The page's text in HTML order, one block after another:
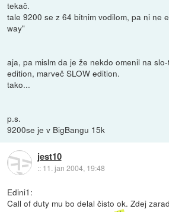
tekač.
tale 9200 se z 64 bitnim vodilom, pa ni ne
way"
aja, pa mislm da je že nekdo omenil na
edition, marveč SLOW edition.
tako...
p.s.
9200se je v BigBangu 15k
jest10
:: 11. jan 2004, 19:48
Edini1:
Call of duty mu bo delal čisto ok. Zdej